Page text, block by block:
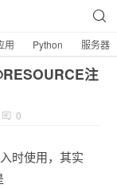
用 Python 服务器
注
0
时使用，其实